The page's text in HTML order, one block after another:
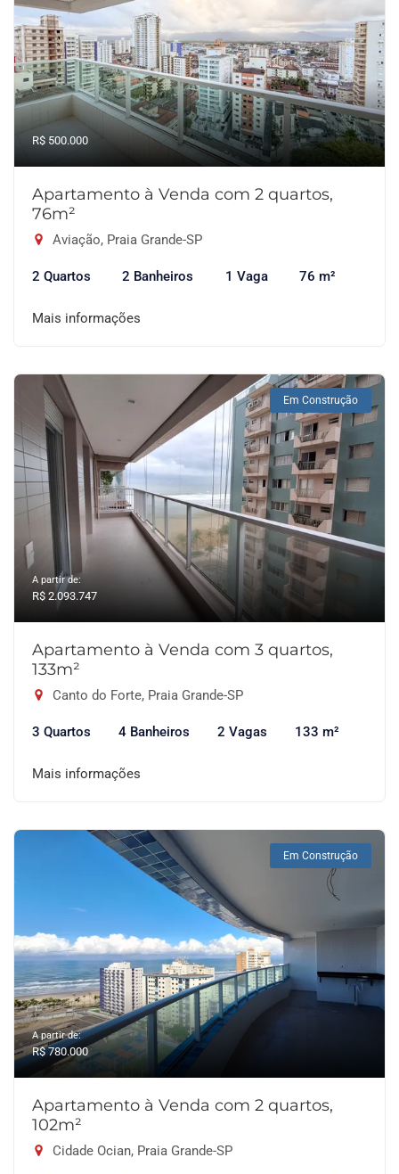
R$ 500.000
Apartamento à Venda com 2 quartos,
76m²
Aviação, Praia Grande-SP
2 Quartos 2 Banheiros 1 Vaga 76 m²
Mais informações
Em Construção
A partir de:
R$ 2.093.747
Apartamento à Venda com 3 quartos,
133m²
Canto do Forte, Praia Grande-SP
3 Quartos 4 Banheiros 2 Vagas 133 m²
Mais informações
Em Construção
A partir de:
R$ 780.000
Apartamento à Venda com 2 quartos,
102m²
Cidade Ocian, Praia Grande-SP